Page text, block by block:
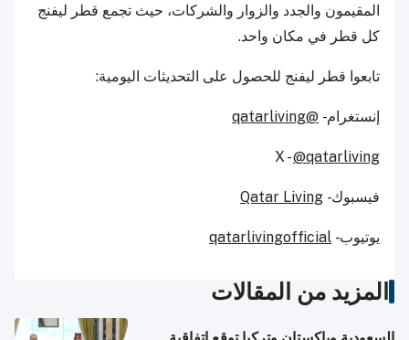
المقيمون والجدد والزوار والشركات، حيث تجمع قطر ليفنج
كل قطر في مكان واحد.
تابعوا قطر ليفنج للحصول على التحديثات اليومية:
إنستغرام - @qatarliving
X -@qatarliving
فيسبوك - Qatar Living
يوتيوب - qatarlivingofficial
المزيد من المقالات